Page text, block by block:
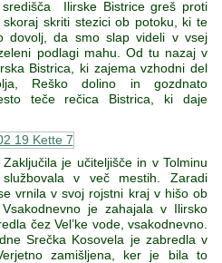
Ilirske Bistrice greš proti
skriti stezici ob potoku, ki te
dovolj, da smo slap videli v vsej
podlagi mahu. Od tu nazaj v
Bistrica, ki zajema vzhodni del
Reško dolino in gozdnato
teče rečica Bistrica, ki daje
je učiteljišče in v Tolminu
v več mestih. Zaradi
vrnila v svoj rojstni kraj v hišo ob
je zahajala v Ilirsko
čez Vel’ke vode, vsakodnevno.
Srečka Kosovela je zabredla v
zamišljena, ker je bila to